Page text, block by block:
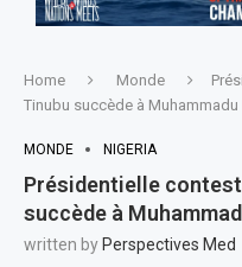
Home Monde
Tinubu succède à Muhammadu
MONDE NIGERIA
Présidentielle
succède à
written by Perspectives Med